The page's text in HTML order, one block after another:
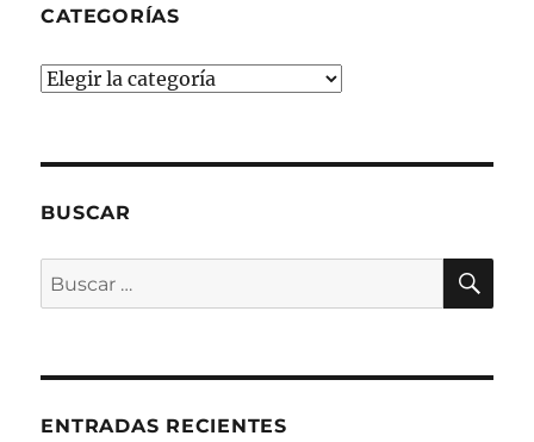
CATEGORÍAS
Categorías
BUSCAR
Buscar
por:
ENTRADAS RECIENTES